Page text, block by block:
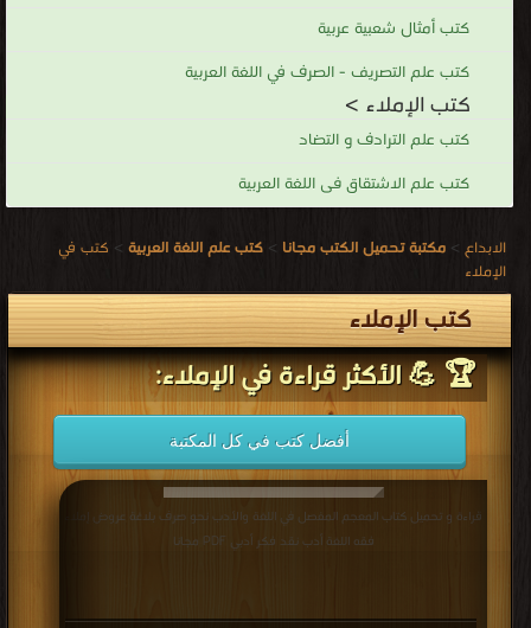
كتب أمثال شعبية عربية
كتب علم التصريف - الصرف في اللغة العربية
كتب الإملاء >
كتب علم الترادف و التضاد
كتب علم الاشتقاق فى اللغة العربية
الابداع > مكتبة تحميل الكتب مجانا > كتب علم اللغة العربية > كتب في
الإملاء
كتب الإملاء
🏆 💪 الأكثر قراءة في الإملاء:
أفضل كتب في كل المكتبة
قراءة و تحميل كتاب المعجم المفصل في اللغة والأدب نحو صرف بلاغة عروض إملاء
فقه اللغة أدب نقد فكر أدبي PDF مجانا